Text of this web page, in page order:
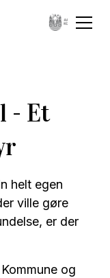
- Et
helt egen
ville gøre
er der
og